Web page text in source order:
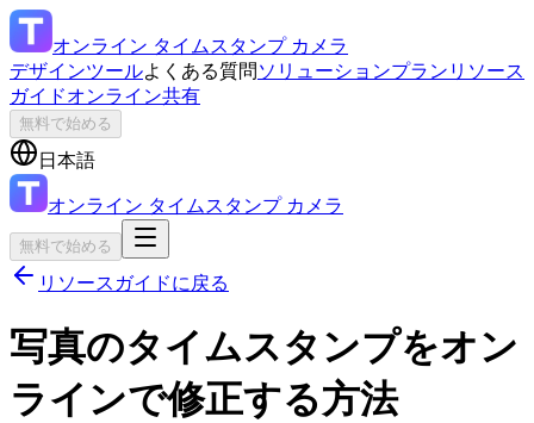
オンライン タイムスタンプ カメラ
デザインツールよくある質問 ソリューションプラン リソース
ガイドオンライン共有
無料で始める
日本語
オンライン タイムスタンプ カメラ
無料で始める
リソースガイドに戻る
写真のタイムスタンプをオン
ラインで修正する方法